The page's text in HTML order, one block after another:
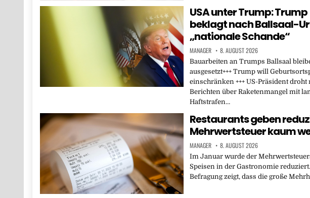
USA unter Trump: Trump
beklagt nach Ballsaal-
„nationale Schande“
MANAGER 8. AUGUST 2026
Bauarbeiten an Trumps Ballsaal
ausgesetzt+++ Trump will
einschränken +++ US-Präsident droht
Berichten über Raketenmangel mit
Haftstrafen…
Restaurants geben
Mehrwertsteuer kaum
MANAGER 8. AUGUST 2026
Im Januar wurde der
Speisen in der Gastronomie
Befragung zeigt, dass die große